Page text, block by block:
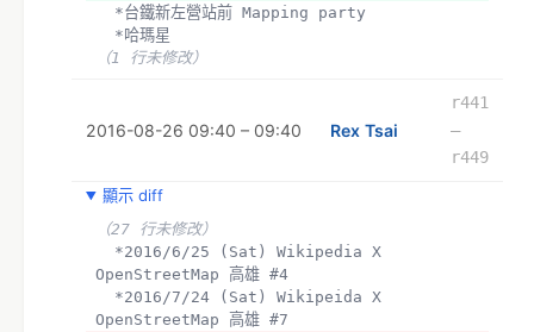
  *台鐵新左營站前 Mapping party
  *哈瑪星
（1 行未修改）
2016-08-26 09:40 – 09:40 Rex Tsai
r441
–
r449
顯示 diff
（27 行未修改）
OpenStreetMap 高雄 #4
OpenStreetMap 高雄 #7